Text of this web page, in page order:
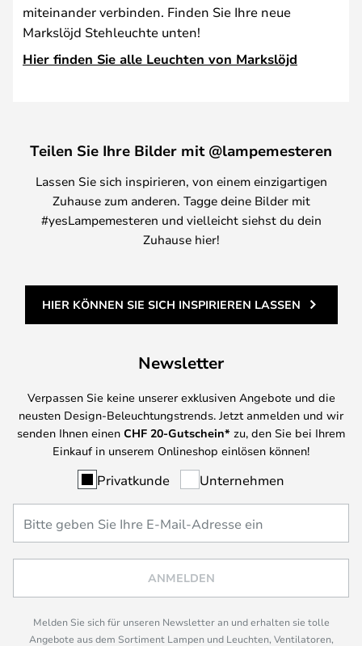
miteinander verbinden. Finden Sie Ihre neue
Markslöjd Stehleuchte unten!
Hier finden Sie alle Leuchten von Markslöjd
Teilen Sie Ihre Bilder mit @lampemesteren
Lassen Sie sich inspirieren, von einem einzigartigen
Zuhause zum anderen. Tagge deine Bilder mit
#yesLampemesteren und vielleicht siehst du dein
Zuhause hier!
HIER KÖNNEN SIE SICH INSPIRIEREN LASSEN
Newsletter
Verpassen Sie keine unserer exklusiven Angebote und die
neusten Design-Beleuchtungstrends. Jetzt anmelden und wir
senden Ihnen einen CHF 20-Gutschein* zu, den Sie bei Ihrem
Einkauf in unserem Onlineshop einlösen können!
Privatkunde Unternehmen
ANMELDEN
Melden Sie sich für unseren Newsletter an und erhalten sie tolle
Angebote aus dem Sortiment Lampen und Leuchten, Ventilatoren,